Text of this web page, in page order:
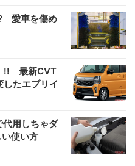
愛車を傷め
!! 最新CVT
たエブリイ
代用しちゃダ
使い方